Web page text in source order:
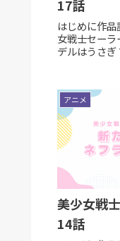
17話
はじめに作
女戦士セー
デルはうさ
機（新しい
変身ペンの
ナが持って
アニメ
美少女戦
14話